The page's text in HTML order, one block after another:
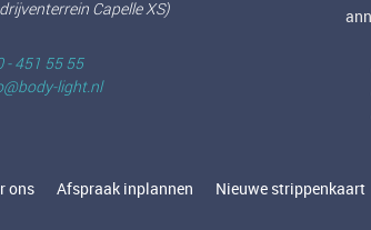
Capelle XS)
- 451 55 55
light.nl
ons Afspraak inplannen Nieuwe strippenkaart